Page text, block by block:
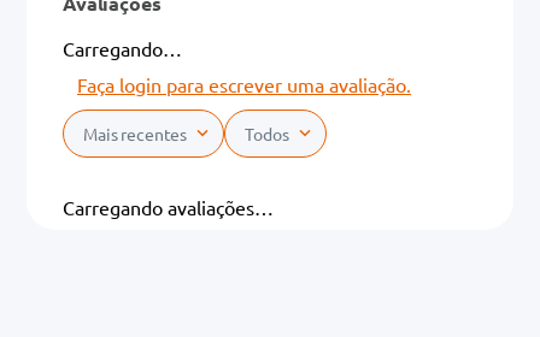
Carregando…
Faça login para escrever uma avaliação.
Mais recentes Todos
Carregando avaliações…